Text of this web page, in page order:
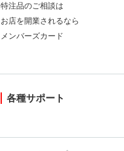
特注品のご相談は
お店を開業されるなら
メンバーズカード
各種サポート